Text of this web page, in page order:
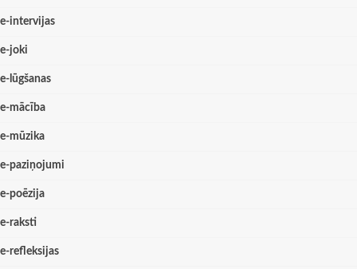
e-intervijas
e-joki
e-lūgšanas
e-mācība
e-mūzika
e-paziņojumi
e-poēzija
e-raksti
e-refleksijas